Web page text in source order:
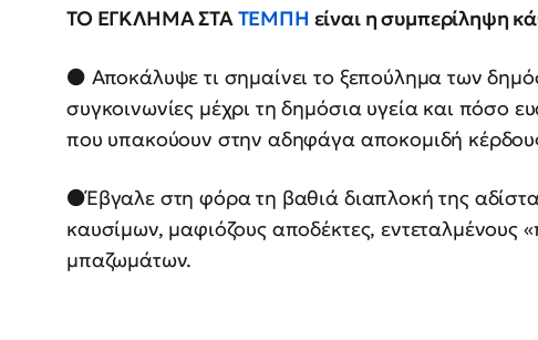
ΤΟ ΕΓΚΛΗΜΑ ΣΤΑΤΕΜΠΗ είναι η συμπερίληψη
⚫️ Αποκάλυψε τι σημαίνει το ξεπούλημα των
συγκοινωνίες μέχρι τη δημόσια υγεία και πόσο
που υπακούουν στην αδηφάγα αποκομιδή
⚫️Έβγαλε στη φόρα τη βαθιά διαπλοκή της
καυσίμων, μαφιόζους αποδέκτες,
μπαζωμάτων.